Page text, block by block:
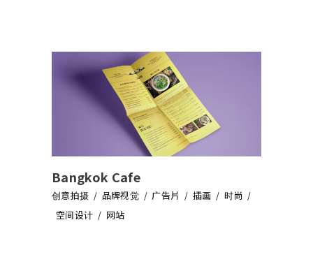
Bangkok Cafe
创意拍摄 品牌视觉 广告片 插画
时尚
空间设计
网站